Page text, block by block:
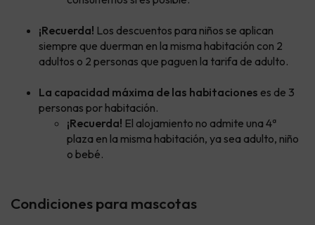
¡Recuerda! Los descuentos para niños se aplican
siempre que duerman en la misma habitación con 2
adultos o 2 personas que paguen la tarifa de adulto.
La capacidad máxima de las habitaciones es de 3
personas por habitación.
¡Recuerda! El alojamiento no admite una 4ª
plaza en la misma habitación, ya sea adulto, niño
o bebé.
Condiciones para mascotas